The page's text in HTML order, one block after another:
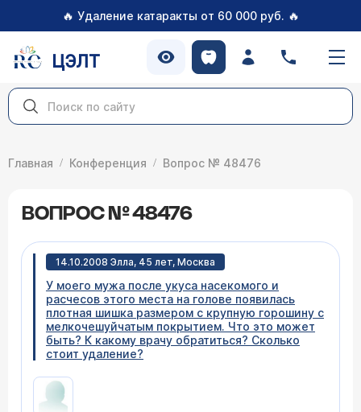
🔥 Удаление катаракты от 60 000 руб. 🔥
ЦЭЛТ
Главная Конференция Вопрос № 48476
ВОПРОС № 48476
14.10.2008 Элла, 45 лет, Москва
У моего мужа после укуса насекомого и
расчесов этого места на голове появилась
плотная шишка размером с крупную горошину с
мелкочешуйчатым покрытием. Что это может
быть? К какому врачу обратиться? Сколько
стоит удаление?